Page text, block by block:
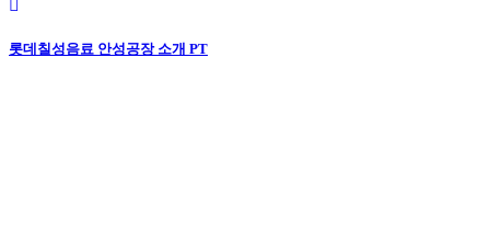
롯데칠성음료 안성공장 소개 PT